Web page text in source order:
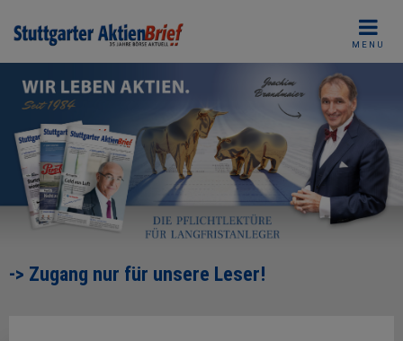
MENU
-> Zugang nur für unsere Leser!